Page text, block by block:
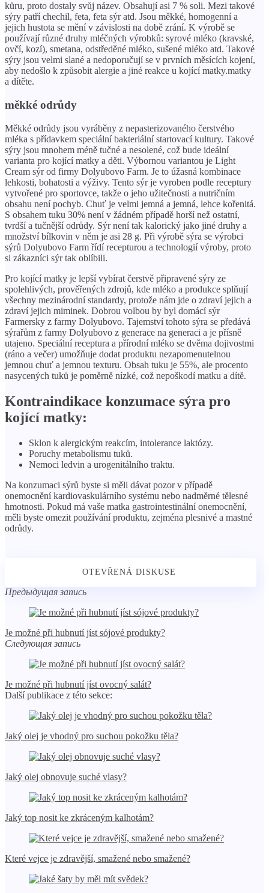
kůru, proto dostaly svůj název. Obsahují asi 7 % soli. Mezi takové
sýry patří chechil, feta, feta sýr atd. Jsou měkké, homogenní a
jejich hustota se mění v závislosti na době zrání. K výrobě se
používají různé druhy mléčných výrobků: syrové mléko (kravské,
ovčí, kozí), smetana, odstředěné mléko, sušené mléko atd. Takové
sýry jsou velmi slané a nedoporučují se v prvních měsících kojení,
aby nedošlo k způsobit alergie a jiné reakce u kojící matky.matky
a dítěte.
měkké odrůdy
Měkké odrůdy jsou vyráběny z nepasterizovaného čerstvého
mléka s přídavkem speciální bakteriální startovací kultury. Takové
sýry jsou mnohem méně tučné a nesolené, což bude ideální
varianta pro kojící matky a děti. Výbornou variantou je Light
Cream sýr od firmy Dolyubovo Farm. Je to úžasná kombinace
lehkosti, bohatosti a výživy. Tento sýr je vyroben podle receptury
vytvořené pro sportovce, takže o jeho užitečnosti a nutričním
obsahu není pochyb. Chuť je velmi jemná a jemná, lehce kořenitá.
S obsahem tuku 30% není v žádném případě horší než ostatní,
tvrdší a tučnější odrůdy. Sýr není tak kalorický jako jiné druhy a
množství bílkovin v něm je asi 28 g. Při výrobě sýra se výrobci
sýrů Dolyubovo Farm řídí recepturou a technologií výroby, proto
si zákazníci sýr tak oblíbili.
Pro kojící matky je lepší vybírat čerstvě připravené sýry ze
spolehlivých, prověřených zdrojů, kde mléko a produkce splňují
všechny mezinárodní standardy, protože nám jde o zdraví jejich a
zdraví jejich miminek. Dobrou volbou by byl domácí sýr
Farmersky z farmy Dolyubovo. Tajemství tohoto sýra se předává
sýrařům z farmy Dolyubovo z generace na generaci a je přísně
utajeno. Speciální receptura a přírodní mléko se dvěma dojivostmi
(ráno a večer) umožňuje dodat produktu nezapomenutelnou
jemnou chuť a jemnou texturu. Obsah tuku je 55%, ale procento
nasycených tuků je poměrně nízké, což nepoškodí matku a dítě.
Kontraindikace konzumace sýra pro
kojící matky:
Sklon k alergickým reakcím, intolerance laktózy.
Poruchy metabolismu tuků.
Nemoci ledvin a urogenitálního traktu.
Na konzumaci sýrů byste si měli dávat pozor v případě
onemocnění kardiovaskulárního systému nebo nadměrné tělesné
hmotnosti. Pokud má vaše matka gastrointestinální onemocnění,
měli byste omezit používání produktu, zejména plesnivé a mastné
odrůdy.
Предыдущая запись
Je možné při hubnutí jíst sójové produkty?
Следующая запись
Je možné při hubnutí jíst ovocný salát?
Další publikace z této sekce:
Jaký olej je vhodný pro suchou pokožku těla?
Jaký olej obnovuje suché vlasy?
Jaký top nosit ke zkráceným kalhotám?
Které vejce je zdravější, smažené nebo smažené?